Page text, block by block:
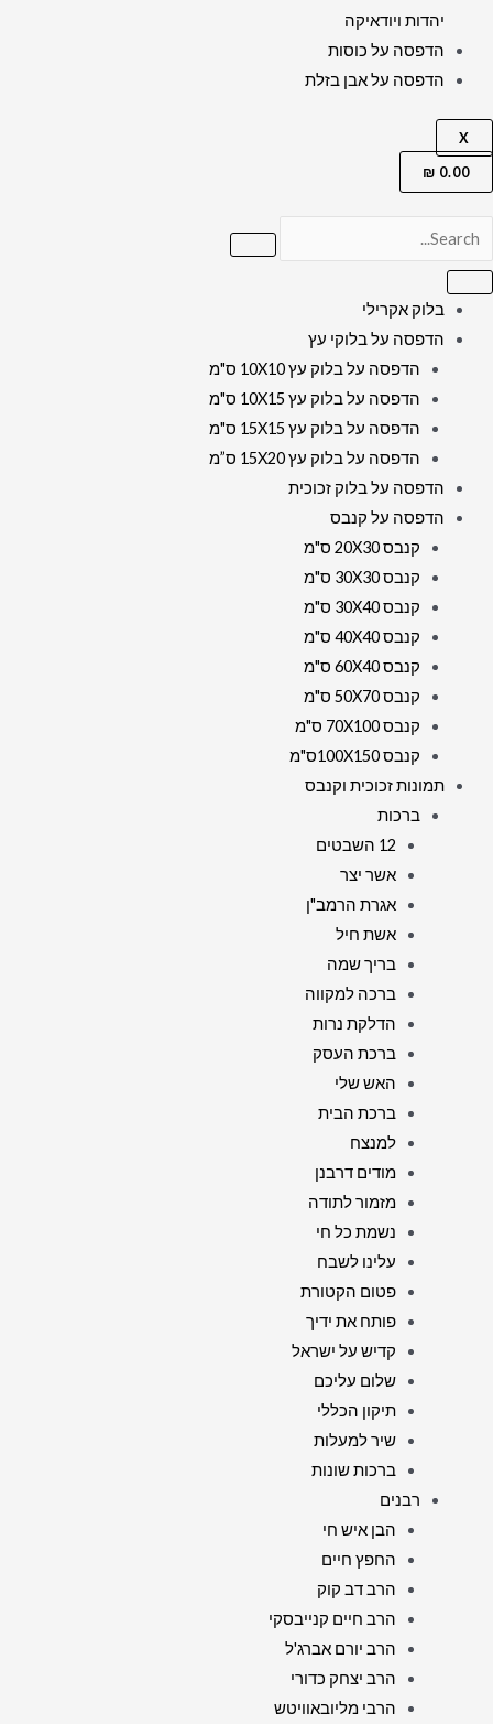
יהדות ויודאיקה
הדפסה על כוסות
הדפסה על אבן בזלת
X
0.00
₪
בלוק אקרילי
הדפסה על בלוקי עץ
הדפסה על בלוק עץ 10X10 ס"מ
הדפסה על בלוק עץ 10X15 ס"מ
הדפסה על בלוק עץ 15X15 ס"מ
הדפסה על בלוק עץ 15X20 ס”מ
הדפסה על בלוק זכוכית
הדפסה על קנבס
קנבס 20X30 ס"מ
קנבס 30X30 ס"מ
קנבס 30X40 ס"מ
קנבס 40X40 ס"מ
קנבס 60X40 ס"מ
קנבס 50X70 ס"מ
קנבס 70X100 ס"מ
קנבס 100X150ס"מ
תמונות זכוכית וקנבס
ברכות
12 השבטים
אשר יצר
אגרת הרמב"ן
אשת חיל
בריך שמה
ברכה למקווה
הדלקת נרות
ברכת העסק
האש שלי
ברכת הבית
למנצח
מודים דרבנן
מזמור לתודה
נשמת כל חי
עלינו לשבח
פטום הקטורת
פותח את ידיך
קדיש על ישראל
שלום עליכם
תיקון הכללי
שיר למעלות
ברכות שונות
רבנים
הבן איש חי
החפץ חיים
הרב דב קוק
הרב חיים קנייבסקי
הרב יורם אברג'ל
הרב יצחק כדורי
הרבי מליובאוויטש